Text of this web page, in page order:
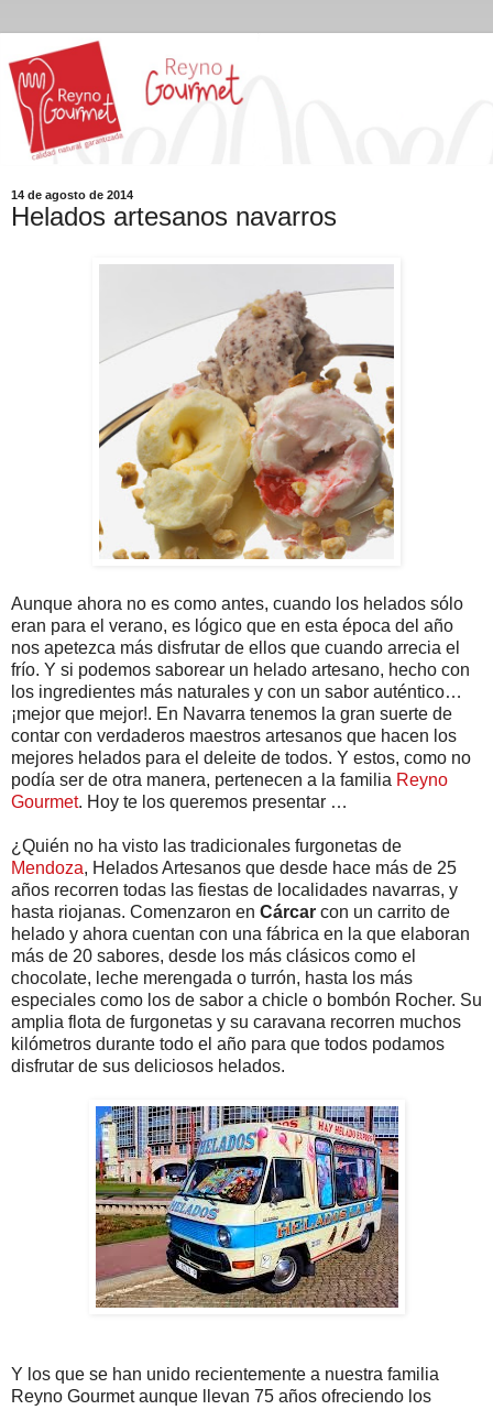
14 de agosto de 2014
Helados artesanos navarros
Aunque ahora no es como antes, cuando los helados sólo
eran para el verano, es lógico que en esta época del año
nos apetezca más disfrutar de ellos que cuando arrecia el
frío. Y si podemos saborear un helado artesano, hecho con
los ingredientes más naturales y con un sabor auténtico…
¡mejor que mejor!. En Navarra tenemos la gran suerte de
contar con verdaderos maestros artesanos que hacen los
mejores helados para el deleite de todos. Y estos, como no
podía ser de otra manera, pertenecen a la familia Reyno
Gourmet. Hoy te los queremos presentar …
¿Quién no ha visto las tradicionales furgonetas de
Mendoza, Helados Artesanos que desde hace más de 25
años recorren todas las fiestas de localidades navarras, y
hasta riojanas. Comenzaron en Cárcar con un carrito de
helado y ahora cuentan con una fábrica en la que elaboran
más de 20 sabores, desde los más clásicos como el
chocolate, leche merengada o turrón, hasta los más
especiales como los de sabor a chicle o bombón Rocher. Su
amplia flota de furgonetas y su caravana recorren muchos
kilómetros durante todo el año para que todos podamos
disfrutar de sus deliciosos helados.
Y los que se han unido recientemente a nuestra familia
Reyno Gourmet aunque llevan 75 años ofreciendo los